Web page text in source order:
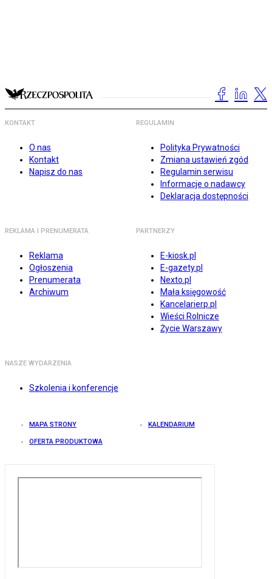
KONTAKT
O nas
Kontakt
Napisz do nas
REGULAMIN
Polityka Prywatności
Zmiana ustawień zgód
Regulamin serwisu
Informacje o nadawcy
Deklaracja dostępności
REKLAMA I PRENUMERATA
Reklama
Ogłoszenia
Prenumerata
Archiwum
PARTNERZY
E-kiosk.pl
E-gazety.pl
Nexto.pl
Mała księgowość
Kancelarierp.pl
Wieści Rolnicze
Życie Warszawy
NASZE WYDARZENIA
Szkolenia i konferencje
MAPA STRONY KALENDARIUM
OFERTA PRODUKTOWA